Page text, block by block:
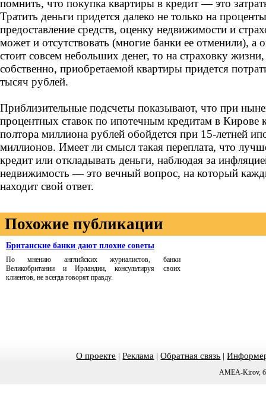
помнить, что покупка квартиры в кредит — это
Тратить деньги придется далеко не только на
предоставление средств, оценку недвижимости и
может и отсутствовать (многие банки ее отменили), а
стоит совсем небольших денег, то на страховку
собственно, приобретаемой квартиры придется
тысяч рублей.
Приблизительные подсчеты показывают, что при
процентных ставок по ипотечным кредитам в Кирове
полтора миллиона рублей обойдется при 15-летней
миллионов. Имеет ли смысл такая переплата, что
кредит или откладывать деньги, наблюдая за
недвижимость — это вечный вопрос, на который
находит свой ответ.
Похожие публикации
Британские банки дают плохие советы
По мнению английских журналистов, банки
Великобритании и Ирландии, консультируя своих
клиентов, не всегда говорят правду.
О проекте |Реклама |Обратная связь |
AMEA-Kirov,